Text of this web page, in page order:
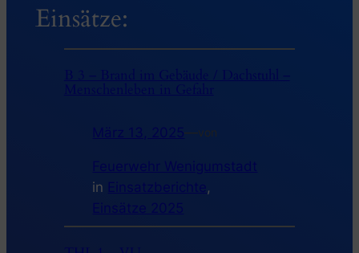
Einsätze:
B 3 – Brand im Gebäude / Dachstuhl –
Menschenleben in Gefahr
März 13, 2025—von
Feuerwehr Wenigumstadt
in